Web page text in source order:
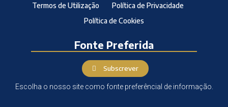
Termos de Utilização
Política de Privacidade
Política de Cookies
Fonte Preferida
Subscrever
Escolha o nosso site como fonte preferêncial de informação.